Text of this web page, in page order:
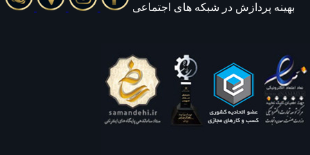
بهينه پردازش در شبکه های اجتماعی